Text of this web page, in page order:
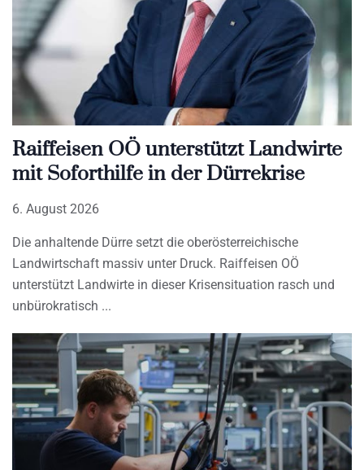
Raiffeisen OÖ unterstützt Landwirte
mit Soforthilfe in der Dürrekrise
6. August 2026
Die anhaltende Dürre setzt die oberösterreichische
Landwirtschaft massiv unter Druck. Raiffeisen OÖ
unterstützt Landwirte in dieser Krisensituation rasch und
unbürokratisch